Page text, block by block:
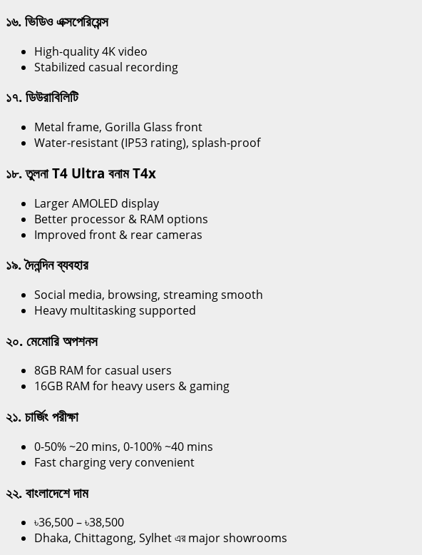
১৬. ভিডিও এক্সপেরিয়েন্স
High-quality 4K video
Stabilized casual recording
১৭. ডিউরাবিলিটি
Metal frame, Gorilla Glass front
Water-resistant (IP53 rating), splash-proof
১৮. তুলনা T4 Ultra বনাম T4x
Larger AMOLED display
Better processor & RAM options
Improved front & rear cameras
১৯. দৈনন্দিন ব্যবহার
Social media, browsing, streaming smooth
Heavy multitasking supported
২০. মেমোরি অপশনস
8GB RAM for casual users
16GB RAM for heavy users & gaming
২১. চার্জিং পরীক্ষা
0-50% ~20 mins, 0-100% ~40 mins
Fast charging very convenient
২২. বাংলাদেশে দাম
৳36,500 – ৳38,500
Dhaka, Chittagong, Sylhet এর major showrooms